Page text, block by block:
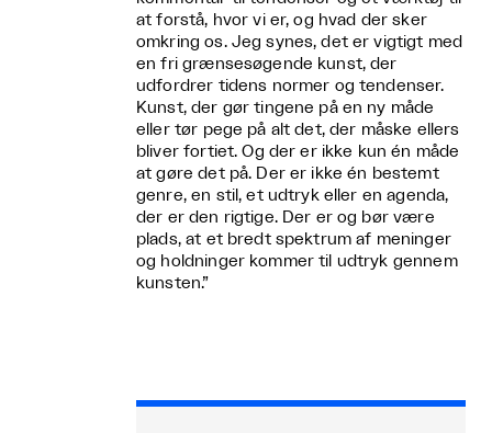
at forstå, hvor vi er, og hvad der sker
omkring os. Jeg synes, det er vigtigt med
en fri grænsesøgende kunst, der
udfordrer tidens normer og tendenser.
Kunst, der gør tingene på en ny måde
eller tør pege på alt det, der måske ellers
bliver fortiet. Og der er ikke kun én måde
at gøre det på. Der er ikke én bestemt
genre, en stil, et udtryk eller en agenda,
der er den rigtige. Der er og bør være
plads, at et bredt spektrum af meninger
og holdninger kommer til udtryk gennem
kunsten.”